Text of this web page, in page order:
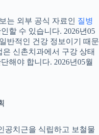
는 외부 공식 자료인 질병
할 수 있습니다. 2026년05
반적인 건강 정보이기 때문
신촌치과에서 구강 상태
해야 합니다. 2026년05월
공치근을 식립하고 보철물